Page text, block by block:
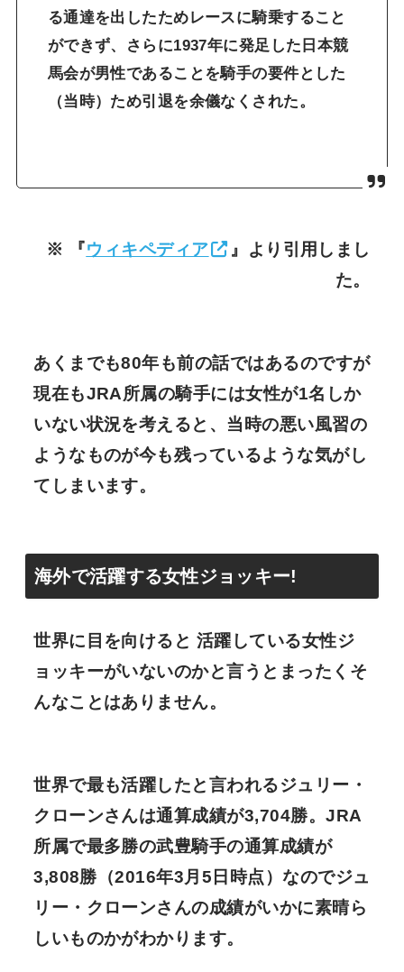
る通達を出したためレースに騎乗すること
ができず、さらに1937年に発足した 日本競
馬会が男性であることを騎手の要件とした
（当時）ため引退を余儀なくされた。
※ 『ウィキペディア
』より引用しまし
た。
あくまでも80年も前の話ではあるのですが
現在もJRA所属の騎手には女性が1名しか
いない状況を考えると、当時の悪い風習の
ようなものが今も残っているような気がし
てしまいます。
海外で活躍する女性ジョッキー!
世界に目を向けると 活躍している女性ジ
ョッキーがいないのかと言うとまったくそ
んなことはありません。
世界で最も活躍したと言われるジュリー・
クローンさんは通算成績が3,704勝。JRA
所属で最多勝の武豊騎手の通算成績が
3,808勝（2016年3月5日時点）なのでジュ
リー・クローンさんの成績がいかに素晴ら
しいものかがわかります。